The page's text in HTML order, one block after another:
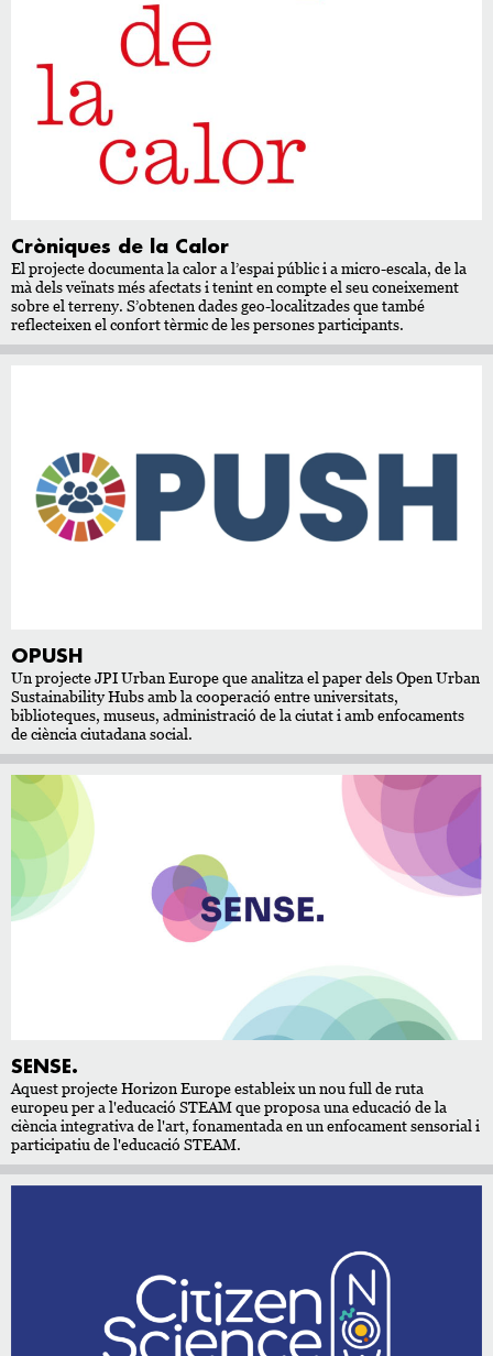
Cròniques de la Calor
El projecte documenta la calor a l’espai públic i a micro-escala, de la
mà dels veïnats més afectats i tenint en compte el seu coneixement
sobre el terreny. S’obtenen dades geo-localitzades que també
reflecteixen el confort tèrmic de les persones participants.
OPUSH
Un projecte JPI Urban Europe que analitza el paper dels Open Urban
Sustainability Hubs amb la cooperació entre universitats,
biblioteques, museus, administració de la ciutat i amb enfocaments
de ciència ciutadana social.
SENSE.
Aquest projecte Horizon Europe estableix un nou full de ruta
europeu per a l'educació STEAM que proposa una educació de la
ciència integrativa de l'art, fonamentada en un enfocament sensorial i
participatiu de l'educació STEAM.